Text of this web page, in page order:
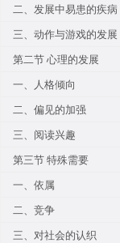
二、发展中易患的疾病
三、动作与游戏的发展
第二节 心理的发展
一、人格倾向
二、偏见的加强
三、阅读兴趣
第三节 特殊需要
一、依属
二、竞争
三、对社会的认织